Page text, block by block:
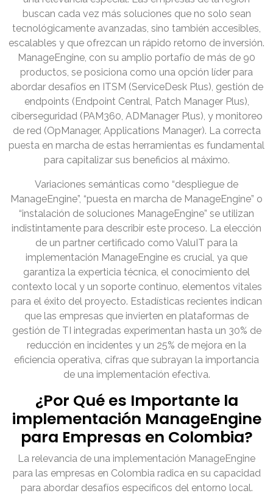
buscan cada vez más soluciones que no solo sean
tecnológicamente avanzadas, sino también accesibles,
escalables y que ofrezcan un rápido retorno de inversión.
ManageEngine, con su amplio portafío de más de 90
productos, se posiciona como una opción líder para
abordar desafíos en ITSM (ServiceDesk Plus), gestión de
endpoints (Endpoint Central, Patch Manager Plus),
ciberseguridad (PAM360, ADManager Plus), y monitoreo
de red (OpManager, Applications Manager). La correcta
puesta en marcha de estas herramientas es fundamental
para capitalizar sus beneficios al máximo.
Variaciones semánticas como “despliegue de
ManageEngine”, “puesta en marcha de ManageEngine” o
“instalación de soluciones ManageEngine” se utilizan
indistintamente para describir este proceso. La elección
de un partner certificado como ValuIT para la
implementación ManageEngine es crucial, ya que
garantiza la experticia técnica, el conocimiento del
contexto local y un soporte continuo, elementos vitales
para el éxito del proyecto. Estadísticas recientes indican
que las empresas que invierten en plataformas de
gestión de TI integradas experimentan hasta un 30% de
reducción en incidentes y un 25% de mejora en la
eficiencia operativa, cifras que subrayan la importancia
de una implementación efectiva.
¿Por Qué es Importante la
implementación ManageEngine
para Empresas en Colombia?
La relevancia de una implementación ManageEngine
para las empresas en Colombia radica en su capacidad
para abordar desafíos específicos del entorno local.